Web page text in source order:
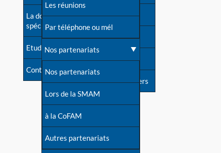
Mythes et vérités
Devenir animatrice ?
Une question sur le site
La documentation
spécialisée
Etudes récentes
Contact
Soutenir LLL
Livre d'or
Forum
S'inscrire à nos newsletters
Les réunions
Par téléphone ou mél
Nos partenariats
Nos partenariats
Lors de la SMAM
à la CoFAM
Autres partenariats